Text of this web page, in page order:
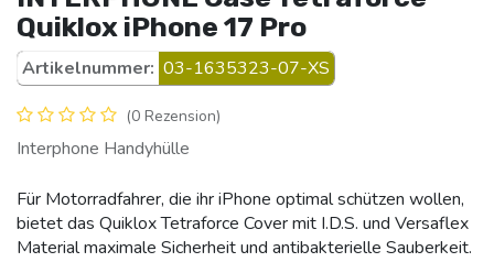
Quiklox iPhone 17 Pro
Artikelnummer: 03-1635323-07-XS
(0 Rezension)
Interphone Handyhülle
Für Motorradfahrer, die ihr iPhone optimal schützen wollen,
bietet das Quiklox Tetraforce Cover mit I.D.S. und Versaflex
Material maximale Sicherheit und antibakterielle Sauberkeit.